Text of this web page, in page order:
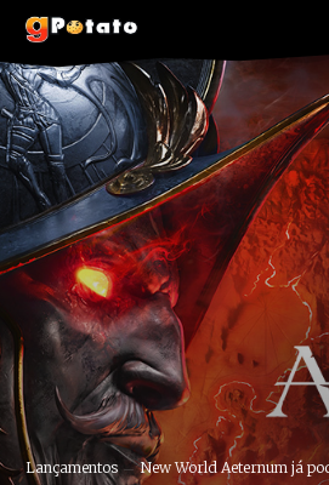
Lançamentos New World Aeternum já